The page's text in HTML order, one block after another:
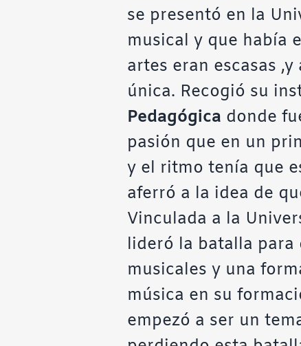
se presentó en la
musical y que había
artes eran escasas
única. Recogió su
Pedagógica donde
pasión que en un
y el ritmo tenía que
aferró a la idea de
Vinculada a la
lideró la batalla para
musicales y una
música en su
empezó a ser un